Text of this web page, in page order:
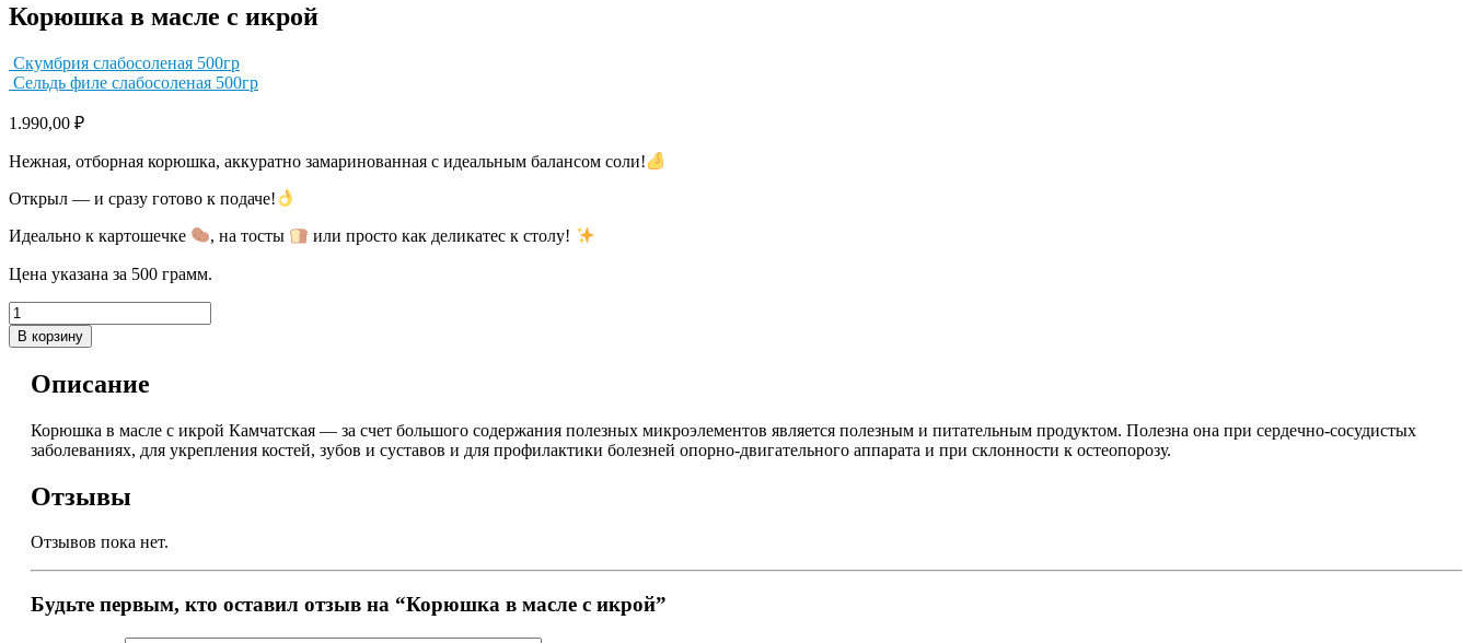
Корюшка в масле с икрой
Скумбрия слабосоленая 500гр
Сельдь филе слабосоленая 500гр
1.990,00 ₽
Нежная, отборная корюшка, аккуратно замаринованная с идеальным балансом соли!
Открыл — и сразу готово к подаче!
Идеально к картошечке , на тосты
или просто как деликатес к столу!
Цена указана за 500 грамм.
В корзину
Описание
Корюшка в масле с икрой Камчатская — за счет большого содержания полезных микроэлементов является полезным и питательным продуктом. Полезна она при сердечно-сосудистых
заболеваниях, для укрепления костей, зубов и суставов и для профилактики болезней опорно-двигательного аппарата и при склонности к остеопорозу.
Отзывы
Отзывов пока нет.
Будьте первым, кто оставил отзыв на “Корюшка в масле с икрой”